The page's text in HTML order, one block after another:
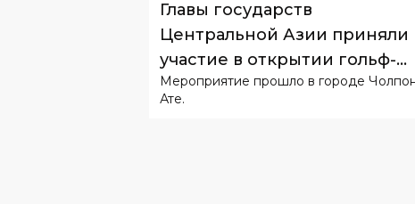
клуба на Иссык-Куле
Мероприятие прошло в городе Чолпон-
Ате.